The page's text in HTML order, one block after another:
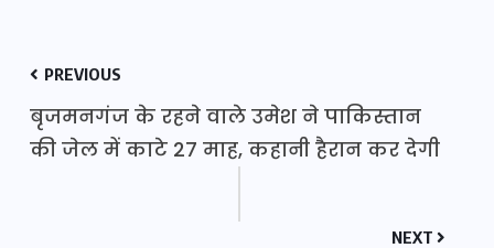
PREVIOUS
बृजमनगंज के रहने वाले उमेश ने पाकिस्तान
की जेल में काटे 27 माह, कहानी हैरान कर देगी
NEXT